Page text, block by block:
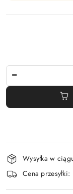
Dostępność
i
dostawa
Wysyłka w
Cena przesyłki: